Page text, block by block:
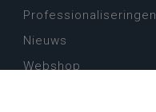
Professionaliseringen
Nieuws
Webshop